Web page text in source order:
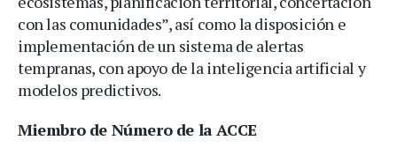
con las comunidades”, así como la disposición e
implementación de un sistema de alertas
tempranas, con apoyo de la inteligencia artificial y
modelos predictivos.
Miembro de Número de la ACCE